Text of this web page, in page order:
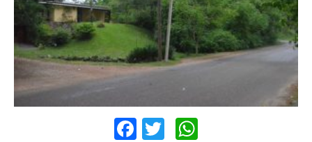
Facebook
Twitter